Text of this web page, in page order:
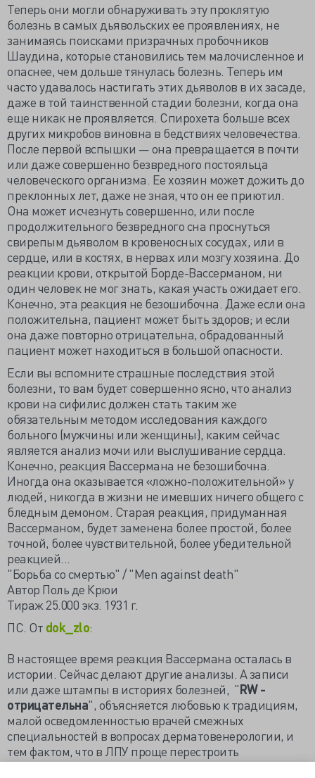
Теперь они могли обнаруживать эту проклятую
болезнь в самых дьявольских ее проявлениях, не
занимаясь поисками призрачных пробочников
Шаудина, которые становились тем малочисленное и
опаснее, чем дольше тянулась болезнь. Теперь им
часто удавалось настигать этих дьяволов в их засаде,
даже в той таинственной стадии болезни, когда она
еще никак не проявляется. Спирохета больше всех
других микробов виновна в бедствиях человечества.
После первой вспышки — она превращается в почти
или даже совершенно безвредного постояльца
человеческого организма. Ее хозяин может дожить до
преклонных лет, даже не зная, что он ее приютил.
Она может исчезнуть совершенно, или после
продолжительного безвредного сна проснуться
свирепым дьяволом в кровеносных сосудах, или в
сердце, или в костях, в нервах или мозгу хозяина. До
реакции крови, открытой Борде-Вассерманом, ни
один человек не мог знать, какая участь ожидает его.
Конечно, эта реакция не безошибочна. Даже если она
положительна, пациент может быть здоров; и если
она даже повторно отрицательна, обрадованный
пациент может находиться в большой опасности.
Если вы вспомните страшные последствия этой
болезни, то вам будет совершенно ясно, что анализ
крови на сифилис должен стать таким же
обязательным методом исследования каждого
больного (мужчины или женщины), каким сейчас
является анализ мочи или выслушивание сердца.
Конечно, реакция Вассермана не безошибочна.
Иногда она оказывается «ложно-положительной» у
людей, никогда в жизни не имевших ничего общего с
бледным демоном. Старая реакция, придуманная
Вассерманом, будет заменена более простой, более
точной, более чувствительной, более убедительной
реакцией...
"Борьба со смертью" / "Men against death"
Автор Поль де Крюи
Тираж 25.000 экз. 1931 г.
ПС. От dok_zlo:
В настоящее время реакция Вассермана осталась в
истории. Сейчас делают другие анализы. А записи
или даже штампы в историях болезней, "RW -
отрицательна", объясняется любовью к традициям,
малой осведомленностью врачей смежных
специальностей в вопросах дерматовенерологии, и
тем фактом, что в ЛПУ проще перестроить
лабораторию, чем сменить штампики.